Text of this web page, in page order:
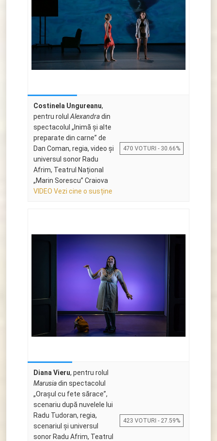
Costinela Ungureanu,
pentru rolul Alexandradin
spectacolul „Inimă și alte
preparate din carne” de
Dan Coman, regia, video și
universul sonor Radu
Afrim, Teatrul Național
„Marin Sorescu” Craiova
VIDEO Vezi cine o susține
470 VOTURI - 30.66%
Diana Vieru, pentru rolul
Marusiadin spectacolul
„Orașul cu fete sărace”,
scenariu după nuvelele lui
Radu Tudoran, regia,
scenariul și universul
sonor Radu Afrim, Teatrul
423 VOTURI - 27.59%